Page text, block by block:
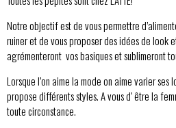
Notre objectif est de vous permettre
ruiner et de vous proposer des idées de look
agrémenteront vos basiques et sublimeront
Lorsque l’on aime la mode on aime varier ses
propose différents styles. A vous d’ être la
toute circonstance.